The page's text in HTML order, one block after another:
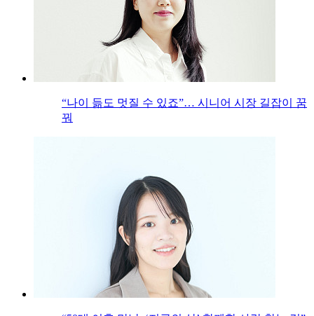
“나이 듦도 멋질 수 있죠”… 시니어 시장 길잡이 꿈
꿔